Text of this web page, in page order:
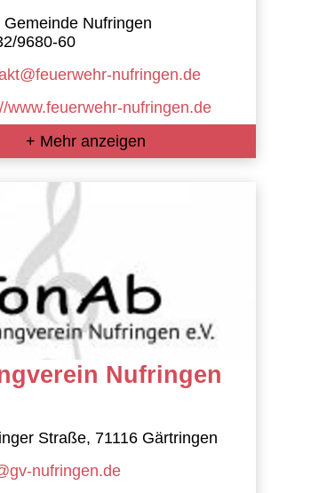
Gemeinde Nufringen
9680-60
nufringen.de
www.feuerwehr-nufringen.de
+ Mehr anzeigen
Nufringen
Straße, 71116 Gärtringen
nufringen.de